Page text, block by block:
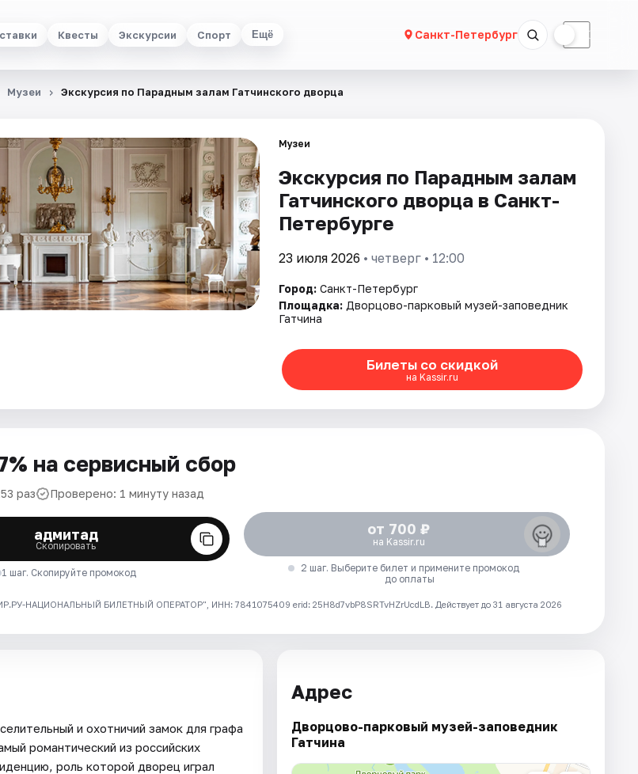
Квесты Экскурсии Спорт Ещё Санкт-Петербург ☾
Музеи Экскурсия по Парадным залам Гатчинского дворца
Музеи
Экскурсия по Парадным залам
Гатчинского дворца в Санкт-
Петербурге
23 июля 2026 • четверг • 12:00
Город: Санкт-Петербург
Площадка: Дворцово-парковый музей-заповедник
Гатчина
Билеты со скидкой
на Kassir.ru
на сервисный сбор
раз Проверено: 1 минуту назад
адмитад
Скопировать
1 шаг. Скопируйте промокод
от 700 ₽
на Kassir.ru
2 шаг. Выберите билет и примените промокод
до оплаты
НАЦИОНАЛЬНЫЙ БИЛЕТНЫЙ ОПЕРАТОР", ИНН: 7841075409 erid: 25H8d7vbP8SRTvHZrUcdLB. Действует до 31 августа 2026
и охотничий замок для графа
романтический из российских
роль которой дворец играл
Адрес
Дворцово-парковый музей-заповедник
Гатчина